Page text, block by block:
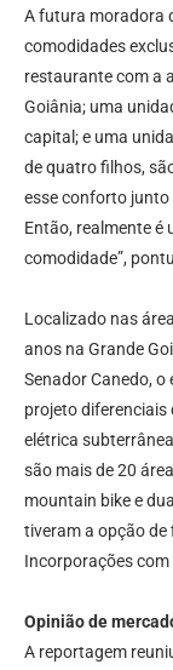
A futura moradora
comodidades
restaurante com a
Goiânia; uma
capital; e uma
de quatro filhos,
esse conforto junto
Então, realmente é
comodidade”,
Localizado nas
anos na Grande
Senador Canedo,
projeto diferenciais
elétrica
são mais de 20
mountain bike e
tiveram a opção de
Incorporações
Opinião de
A reportagem